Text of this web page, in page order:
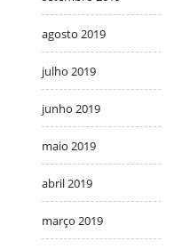
agosto 2019
julho 2019
junho 2019
maio 2019
abril 2019
março 2019